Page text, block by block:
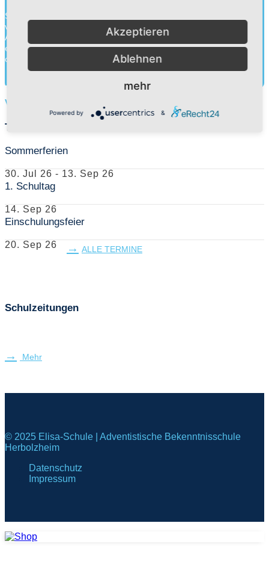
Schule ist mehr als Wissensvermittlung. Durch die Zusammenarbeit
von Schülern, Lehrern und Eltern gehen wir an unseren
Adventistischen Bekenntnisschulen eine Erziehungspartnerschaft
ein. Neben der Wissensvermittlung legen wir ebenso Wert auf die
charakterliche Entwick...
Vorschüler
Termine
Sommerferien
30. Jul 26 - 13. Sep 26
1. Schultag
14. Sep 26
Einschulungsfeier
20. Sep 26 ALLE TERMINE
Schulzeitungen
Mehr
© 2025 Elisa-Schule | Adventistische Bekenntnisschule
Herbolzheim
Datenschutz
Impressum
Akzeptieren
Ablehnen
mehr
Powered by &